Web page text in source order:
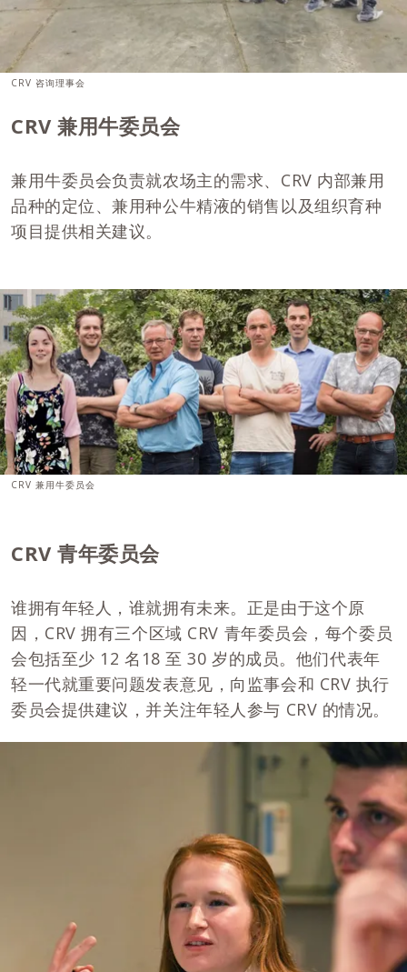
CRV 咨询理事会
CRV 兼用牛委员会
兼用牛委员会负责就农场主的需求、CRV 内部兼用
品种的定位、兼用种公牛精液的销售以及组织育种
项目提供相关建议。
CRV 兼用牛委员会
CRV 青年委员会
谁拥有年轻人，谁就拥有未来。正是由于这个原
因，CRV 拥有三个区域 CRV 青年委员会，每个委员
会包括至少 12 名18 至 30 岁的成员。他们代表年
轻一代就重要问题发表意见，向监事会和 CRV 执行
委员会提供建议，并关注年轻人参与 CRV 的情况。